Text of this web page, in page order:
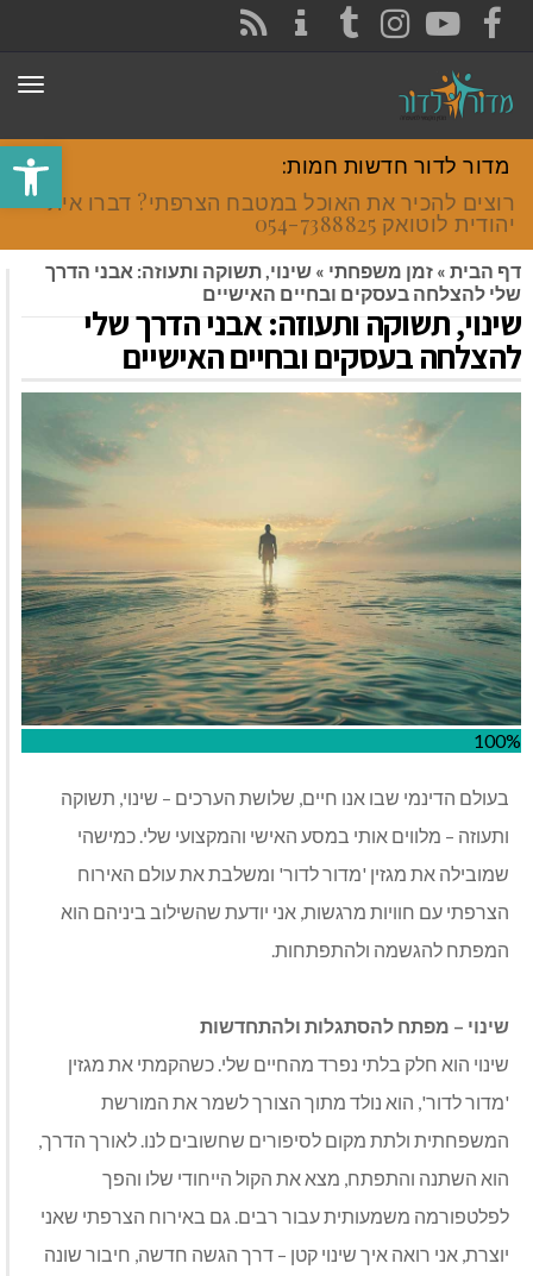
פתח
FACEBOOK
YOUTUBE
INSTAGRAM
TUMBLR
מדור לדור חדשות חמות:
רוצים להכיר את האוכל במטבח הצרפתי? דברו איתי
יהודית לוטואק 054-7388825.
דף הבית » זמן משפחתי » שינוי, תשוקה ותעוזה: אבני הדרך
שלי להצלחה בעסקים ובחיים האישיים
שינוי, תשוקה ותעוזה: אבני הדרך שלי
להצלחה בעסקים ובחיים האישיים
100%
בעולם הדינמי שבו אנו חיים, שלושת הערכים – שינוי, תשוקה
ותעוזה – מלווים אותי במסע האישי והמקצועי שלי. כמישהי
שמובילה את מגזין 'מדור לדור' ומשלבת את עולם האירוח
הצרפתי עם חוויות מרגשות, אני יודעת שהשילוב ביניהם הוא
המפתח להגשמה ולהתפתחות.
שינוי – מפתח להסתגלות ולהתחדשות
שינוי הוא חלק בלתי נפרד מהחיים שלי. כשהקמתי את מגזין
'מדור לדור', הוא נולד מתוך הצורך לשמר את המורשת
המשפחתית ולתת מקום לסיפורים שחשובים לנו. לאורך הדרך,
הוא השתנה והתפתח, מצא את הקול הייחודי שלו והפך
לפלטפורמה משמעותית עבור רבים. גם באירוח הצרפתי שאני
יוצרת, אני רואה איך שינוי קטן – דרך הגשה חדשה, חיבור שונה